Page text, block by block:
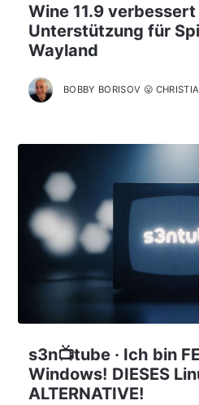
Wine 11.9
Unterstützung für
Wayland
BOBBY BORISOV 😛
s3n📺tube · Ich bin
Windows! DIESES
ALTERNATIVE!